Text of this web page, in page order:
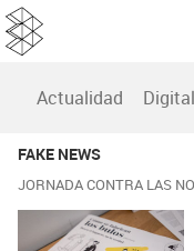
Actualidad
FAKE NEWS
JORNADA CONTRA LAS